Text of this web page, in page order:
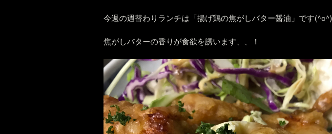
今週の週替わりランチは「揚げ鶏の焦がしバター醤油」です(^o^)
焦がしバターの香りが食欲を誘います、、！